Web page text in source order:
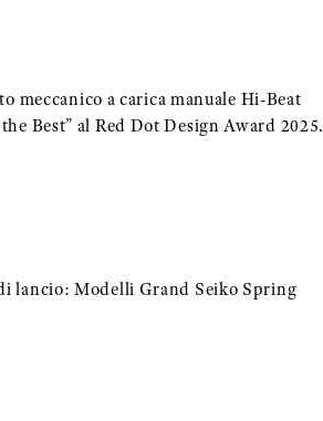
meccanico a carica manuale Hi-Beat
Best” al Red Dot Design Award 2025.
lancio: Modelli Grand Seiko Spring